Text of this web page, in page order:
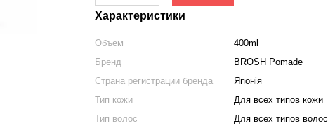
Характеристики
Объем
400ml
Бренд
BROSH Pomade
Страна регистрации бренда
Японія
Тип кожи
Для всех типов кожи
Тип волос
Для всех типов волос